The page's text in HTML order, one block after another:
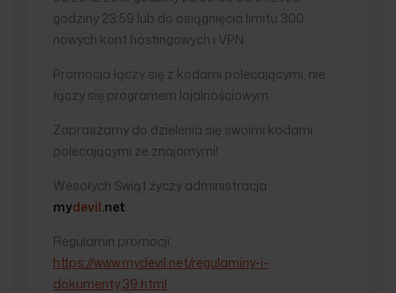
godziny 23:59 lub do osiągnięcia limitu 300
nowych kont hostingowych i VPN.
Promocja łączy się z kodami polecającymi, nie
łączy się programem lojalnościowym.
Zapraszamy do dzielenia się swoimi kodami
polecającymi ze znajomymi!
Wesołych Świąt życzy administracja
mydevil .net
Regulamin promocji:
https://www.mydevil.net/regulaminy-i-
dokumenty,39.html